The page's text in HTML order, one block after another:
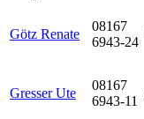
Götz Renate
08167
6943-24
Gresser Ute
08167
6943-11